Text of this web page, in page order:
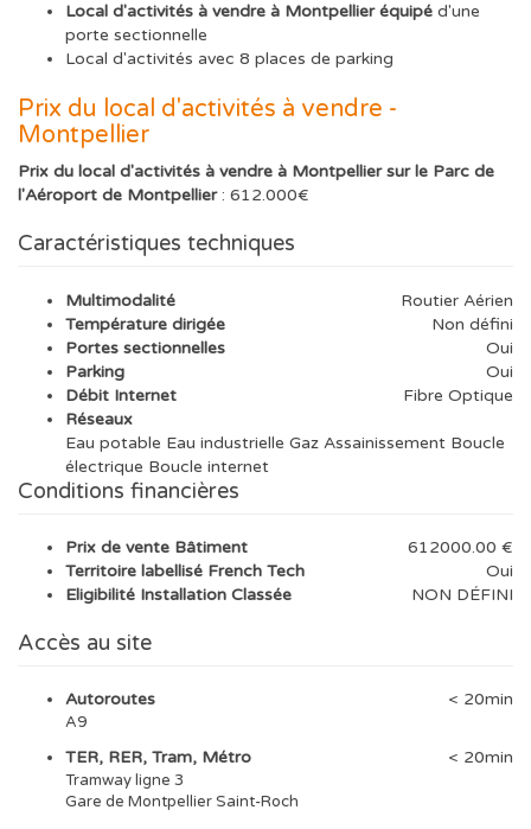
Local d'activités à vendre à Montpellier équipé d'une
porte sectionnelle
Local d'activités avec 8 places de parking
Prix du local d'activités à vendre -
Montpellier
Prix du local d'activités à vendre à Montpellier sur le Parc de
l'Aéroport de Montpellier: 612.000€
Caractéristiques techniques
Multimodalité
Routier Aérien
Température dirigée
Non défini
Portes sectionnelles
Oui
Parking
Oui
Débit Internet
Fibre Optique
Réseaux
Eau potable Eau industrielle Gaz Assainissement Boucle
électrique Boucle internet
Conditions financières
Prix de vente Bâtiment
612000.00 €
Territoire labellisé French Tech
Oui
Eligibilité Installation Classée
NON DÉFINI
Accès au site
Autoroutes < 20min
A9
TER, RER, Tram, Métro < 20min
Tramway ligne 3
Gare de Montpellier Saint-Roch